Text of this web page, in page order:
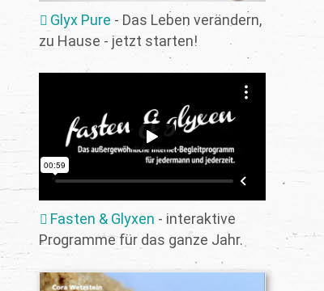
Glyx Pure - Das Leben verändern,
zu Hause - jetzt starten!
Fasten & Glyxen - interaktive
Programme für das ganze Jahr.